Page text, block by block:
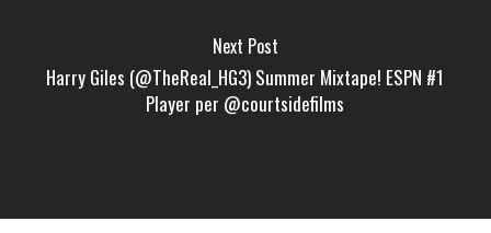
Next Post
Harry Giles (@TheReal_HG3) Summer Mixtape! ESPN #1
Player per @courtsidefilms